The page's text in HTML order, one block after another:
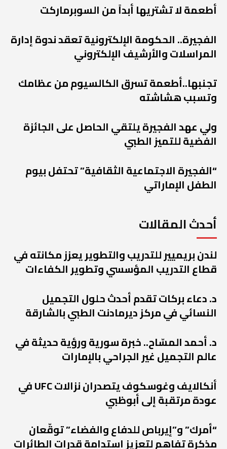
أطعمة لا تشتريها أبداً من السوبرماركت
الفجيرة.. الحكومة الإلكترونية تعقد ندوة إدارة
المراسلات والأرشيف الإلكتروني
تجنبها..أطعمة تسرق الكالسيوم من عظامك
وتسبب هشاشته
ولي عهد الفجيرة يلتقي الحاصل على الجائزة
الفضية للتميز الطبي
“الفجيرة الاجتماعية الثقافية” تحتفل بيوم
الطفل الإماراتي
أحدث المقالات
لندن بريميير للتدريب والتطوير يعزز مكانته في
قطاع التدريب المؤسسي وتطوير الكفاءات
د. دعاء بركات تقدم أحدث حلول التجميل
النسائي في مركز ديرمادنت الطبي بالشارقة
د. أحمد المسّاح.. خبرة سورية ورؤية حديثة في
عالم التجميل غير الجراحي بالإمارات
أنكالايف وغوسكوف يتصدران نزالات UFC في
عودة مرتقبة إلى أبوظبي
“أمرك” و”إيرباص للدفاع والفضاء” توقّعان
مذكرة تفاهم لتعزيز استدامة قدرات الطائرات